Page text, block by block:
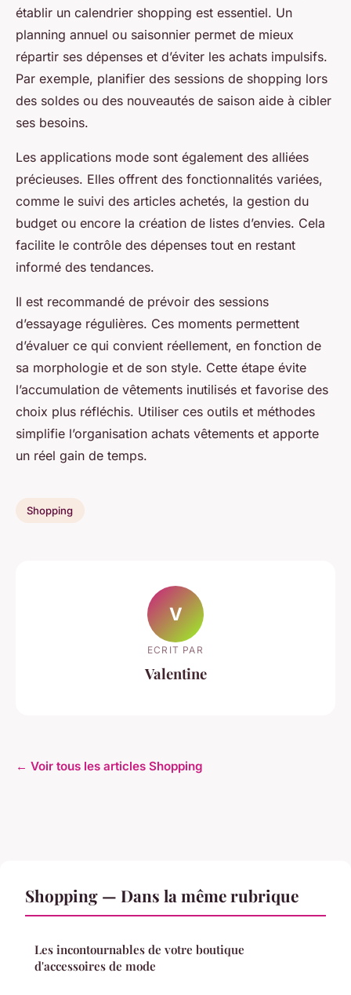
établir un calendrier shopping est essentiel. Un
planning annuel ou saisonnier permet de mieux
répartir ses dépenses et d’éviter les achats impulsifs.
Par exemple, planifier des sessions de shopping lors
des soldes ou des nouveautés de saison aide à cibler
ses besoins.
Les applications mode sont également des alliées
précieuses. Elles offrent des fonctionnalités variées,
comme le suivi des articles achetés, la gestion du
budget ou encore la création de listes d’envies. Cela
facilite le contrôle des dépenses tout en restant
informé des tendances.
Il est recommandé de prévoir des sessions
d’essayage régulières. Ces moments permettent
d’évaluer ce qui convient réellement, en fonction de
sa morphologie et de son style. Cette étape évite
l’accumulation de vêtements inutilisés et favorise des
choix plus réfléchis. Utiliser ces outils et méthodes
simplifie l’organisation achats vêtements et apporte
un réel gain de temps.
Shopping
V
ECRIT PAR
Valentine
← Voir tous les articles Shopping
Shopping — Dans la même rubrique
Les incontournables de votre boutique
d'accessoires de mode